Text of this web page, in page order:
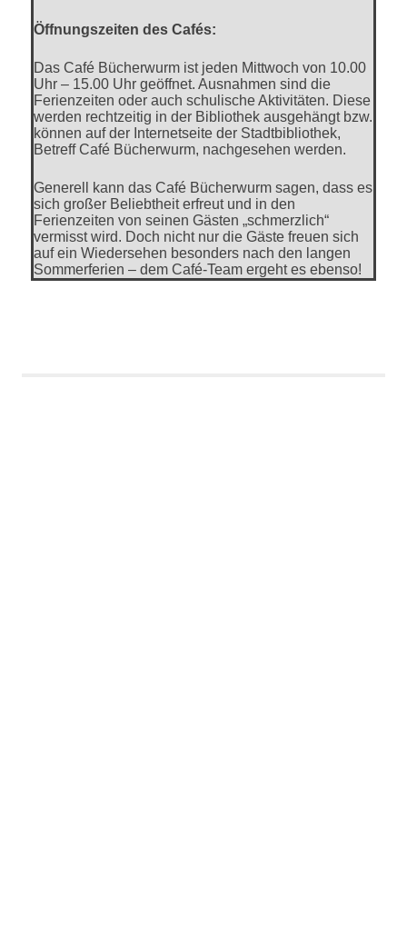
Öffnungszeiten des Cafés:
Das Café Bücherwurm ist jeden Mittwoch von 10.00
Uhr – 15.00 Uhr geöffnet. Ausnahmen sind die
Ferienzeiten oder auch schulische Aktivitäten. Diese
werden rechtzeitig in der Bibliothek ausgehängt bzw.
können auf der Internetseite der Stadtbibliothek,
Betreff Café Bücherwurm, nachgesehen werden.
Generell kann das Café Bücherwurm sagen, dass es
sich großer Beliebtheit erfreut und in den
Ferienzeiten von seinen Gästen „schmerzlich“
vermisst wird. Doch nicht nur die Gäste freuen sich
auf ein Wiedersehen besonders nach den langen
Sommerferien – dem Café-Team ergeht es ebenso!